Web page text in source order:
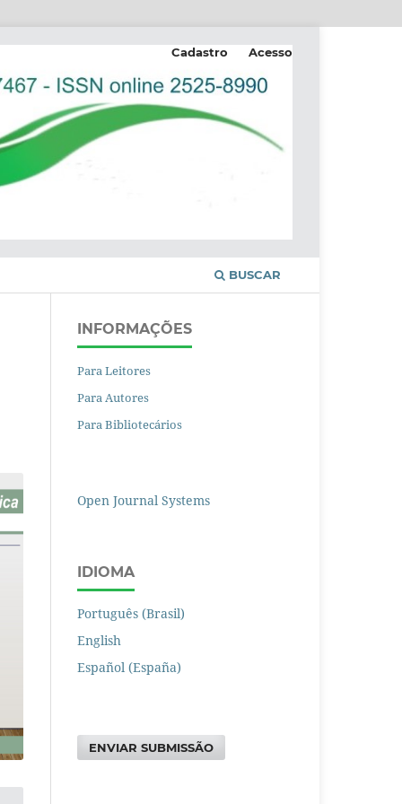
BUSCAR
Cadastro Acesso
INFORMAÇÕES
Para Leitores
Para Autores
Para Bibliotecários
Open Journal Systems
IDIOMA
Português (Brasil)
English
Español (España)
ENVIAR SUBMISSÃO